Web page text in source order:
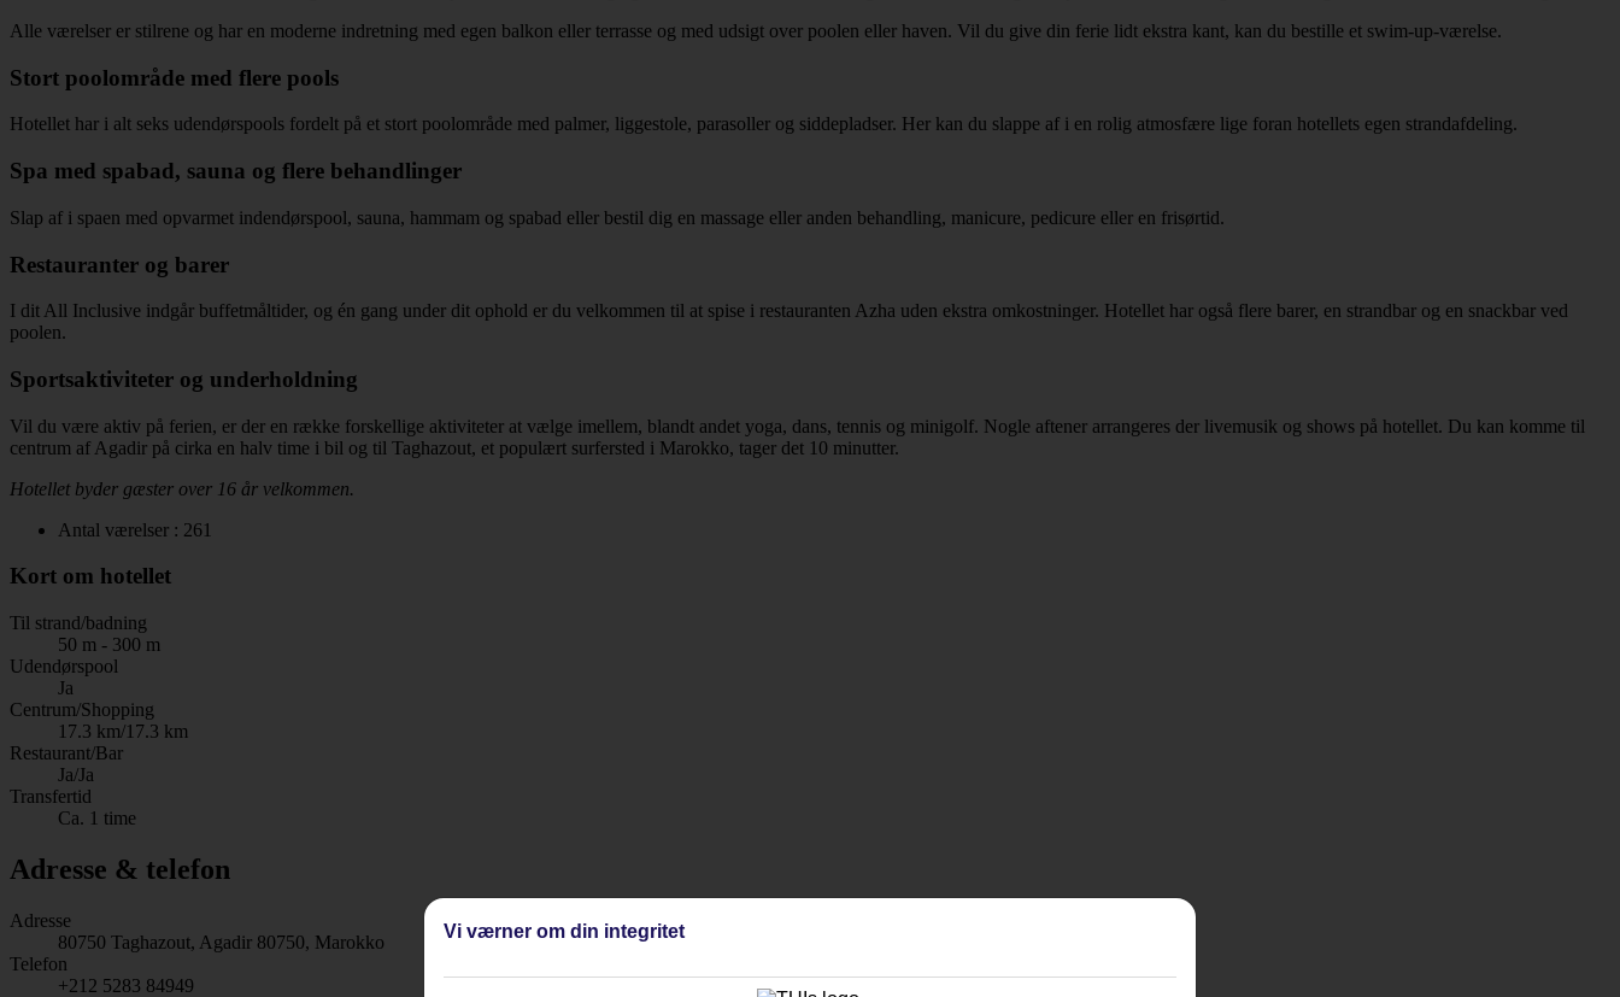
Alle værelser er stilrene og har en moderne indretning med egen balkon eller terrasse og med udsigt over poolen eller haven. Vil du give din ferie lidt ekstra kant, kan du bestille et swim-up-værelse.
Stort poolområde med flere pools
Hotellet har i alt seks udendørspools fordelt på et stort poolområde med palmer, liggestole, parasoller og siddepladser. Her kan du slappe af i en rolig atmosfære lige foran hotellets egen strandafdeling.
Spa med spabad, sauna og flere behandlinger
Slap af i spaen med opvarmet indendørspool, sauna, hammam og spabad eller bestil dig en massage eller anden behandling, manicure, pedicure eller en frisørtid.
Restauranter og barer
I dit All Inclusive indgår buffetmåltider, og én gang under dit ophold er du velkommen til at spise i restauranten Azha uden ekstra omkostninger. Hotellet har også flere barer, en strandbar og en snackbar ved
poolen.
Sportsaktiviteter og underholdning
Vil du være aktiv på ferien, er der en række forskellige aktiviteter at vælge imellem, blandt andet yoga, dans, tennis og minigolf. Nogle aftener arrangeres der livemusik og shows på hotellet. Du kan komme til
centrum af Agadir på cirka en halv time i bil og til Taghazout, et populært surfersted i Marokko, tager det 10 minutter.
Hotellet byder gæster over 16 år velkommen.
Antal værelser : 261
Kort om hotellet
Til strand/badning
50 m - 300 m
Udendørspool
Ja
Centrum/Shopping
17.3 km/17.3 km
Restaurant/Bar
Ja/Ja
Transfertid
Ca. 1 time
Adresse & telefon
Adresse
80750 Taghazout, Agadir 80750, Marokko
Telefon
+212 5283 84949
Vi værner om din integritet